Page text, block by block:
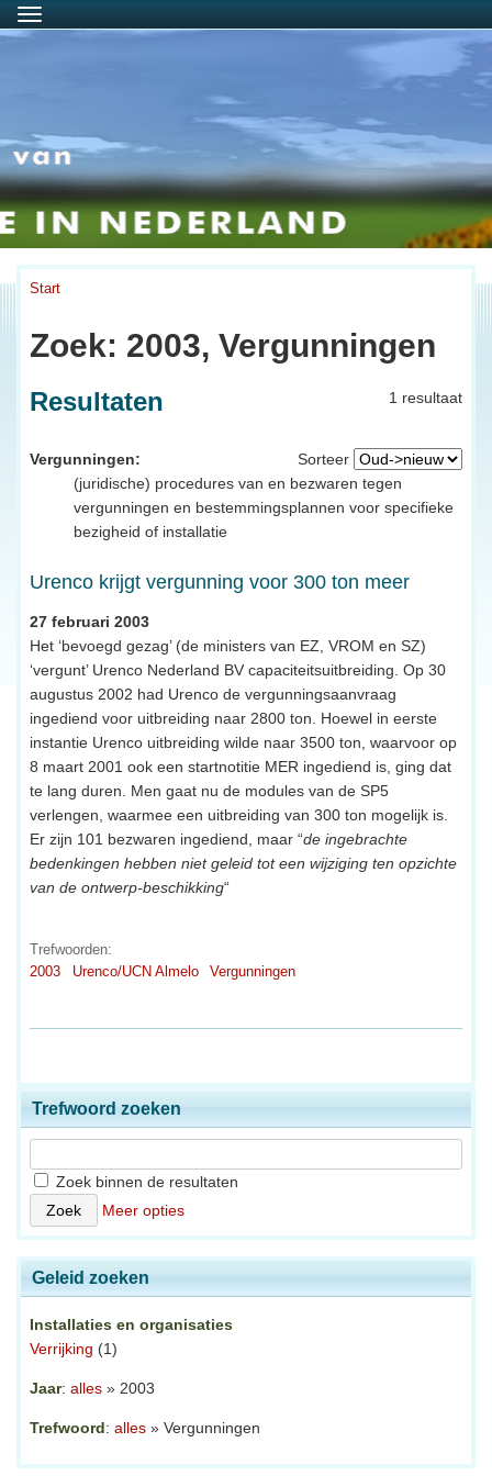
Menu
Start
Zoek: 2003, Vergunningen
1 resultaat
Resultaten
Sorteer
Vergunningen:
(juridische) procedures van en bezwaren tegen
vergunningen en bestemmingsplannen voor specifieke
bezigheid of installatie
Urenco krijgt vergunning voor 300 ton meer
27 februari 2003
Het ‘bevoegd gezag’ (de ministers van EZ, VROM en SZ)
‘vergunt’ Urenco Nederland BV capaciteitsuitbreiding. Op 30
augustus 2002 had Urenco de vergunningsaanvraag
ingediend voor uitbreiding naar 2800 ton. Hoewel in eerste
instantie Urenco uitbreiding wilde naar 3500 ton, waarvoor op
8 maart 2001 ook een startnotitie MER ingediend is, ging dat
te lang duren. Men gaat nu de modules van de SP5
verlengen, waarmee een uitbreiding van 300 ton mogelijk is.
Er zijn 101 bezwaren ingediend, maar “de ingebrachte
bedenkingen hebben niet geleid tot een wijziging ten opzichte
van de ontwerp-beschikking“
Trefwoorden:
2003
Urenco/UCN Almelo Vergunningen
Trefwoord zoeken
Zoek binnen de resultaten
Meer opties
Geleid zoeken
Installaties en organisaties
Verrijking (1)
Jaar: alles » 2003
Trefwoord: alles » Vergunningen